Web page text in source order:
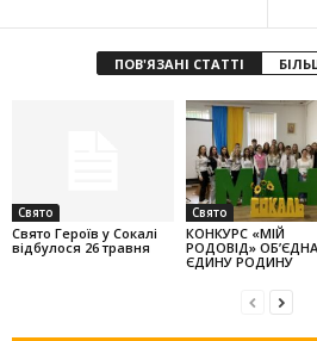
ПОВ'ЯЗАНІ СТАТТІ
Свято
Свято Героїв у Сокалі
відбулося 26 травня
Свято
КОНКУРС «МІЙ
РОДОВІД»
ЄДИНУ РОДИНУ